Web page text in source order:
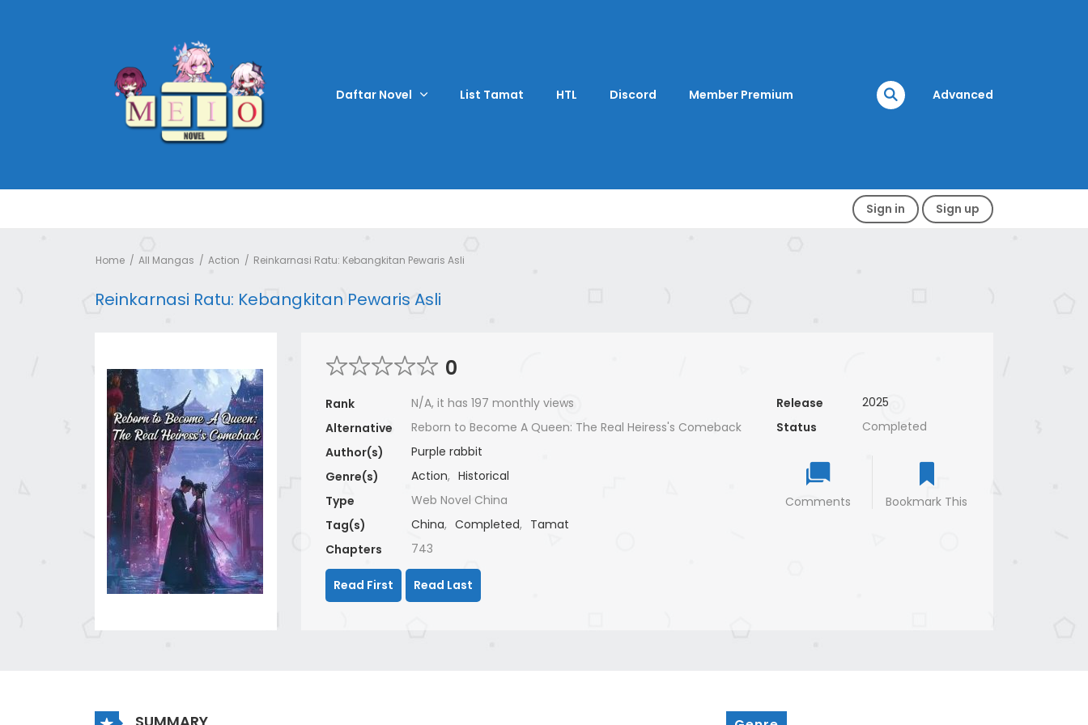
Daftar Novel List Tamat HTL Discord Member Premium Advanced
Sign in Sign up
Home All Mangas Action Reinkarnasi Ratu: Kebangkitan Pewaris Asli
Reinkarnasi Ratu: Kebangkitan Pewaris Asli
0
Rank
N/A, it has 197 monthly views
Alternative
Reborn to Become A Queen: The Real Heiress's Comeback
Author(s)
Purple rabbit
Genre(s)
Action, Historical
Type
Web Novel China
Tag(s)
China, Completed, Tamat
Chapters
743
Release
2025
Status
Completed
Comments Bookmark This
Read First Read Last